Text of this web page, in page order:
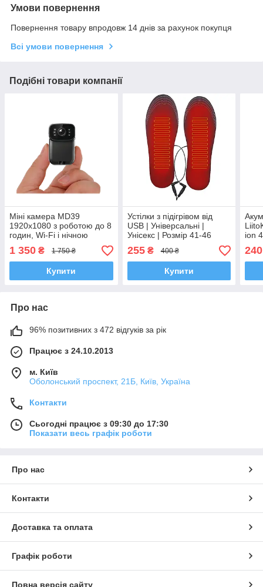
Умови повернення
Повернення товару впродовж 14 днів за рахунок покупця
Всі умови повернення
Подібні товари компанії
Міні камера MD39
1920x1080 з роботою до 8
годин, Wi-Fi і нічною
підсвіткою
1 350 ₴ 1 750 ₴
Купити
Устілки з підігрівом від
USB | Універсальні |
Унісекс | Розмір 41-46
255₴ 400 ₴
Купити
ion
240
Про нас
96% позитивних з 472 відгуків за рік
Працює з 24.10.2013
м. Київ
Оболонський проспект, 21Б, Київ, Україна
Контакти
Сьогодні працює з 09:30 до 17:30
Показати весь графік роботи
Про нас
Контакти
Доставка та оплата
Графік роботи
Повна версія сайту